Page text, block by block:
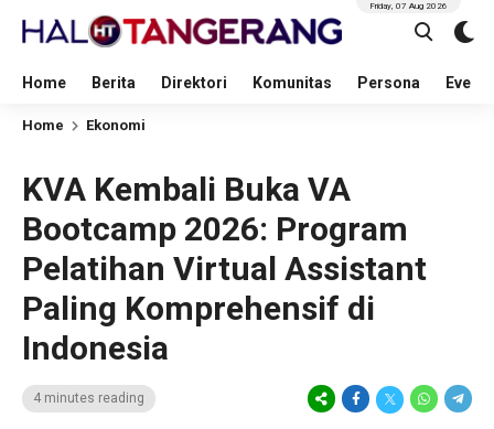
Home Berita Direktori Komunitas Persona Event
Friday, 07 Aug 2026
Home Ekonomi
KVA Kembali Buka VA
Bootcamp 2026: Program
Pelatihan Virtual Assistant
Paling Komprehensif di
Indonesia
4 minutes reading